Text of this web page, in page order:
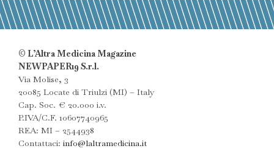
© L’Altra Medicina Magazine
NEWPAPER19 S.r.l.
Via Molise, 3
20085 Locate di Triulzi (MI) – Italy
Cap. Soc. € 20.000 i.v.
P.IVA/C.F. 10607740965
REA: MI – 2544938
Contattaci: info@laltramedicina.it